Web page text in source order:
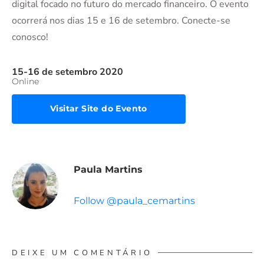
digital focado no futuro do mercado financeiro. O evento
ocorrerá nos dias 15 e 16 de setembro. Conecte-se
conosco!
15-16 de setembro 2020
Online
Visitar Site do Evento
Paula Martins
Follow @paula_cemartins
DEIXE UM COMENTÁRIO